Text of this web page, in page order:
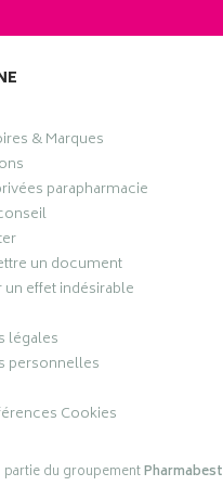
& Marques
parapharmacie
un document
effet indésirable
légales
personnelles
Cookies
du groupementPharmabest